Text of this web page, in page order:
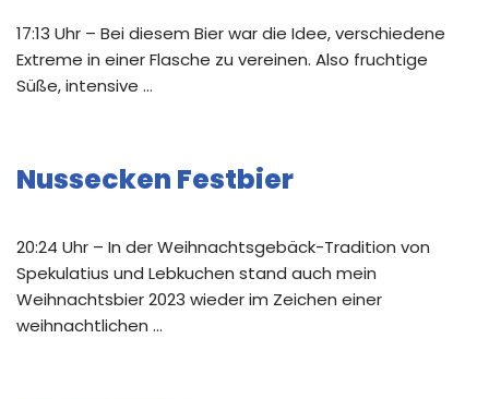
17:13 Uhr – Bei diesem Bier war die Idee, verschiedene
Extreme in einer Flasche zu vereinen. Also fruchtige
Süße, intensive …
Nussecken Festbier
20:24 Uhr – In der Weihnachtsgebäck-Tradition von
Spekulatius und Lebkuchen stand auch mein
Weihnachtsbier 2023 wieder im Zeichen einer
weihnachtlichen …